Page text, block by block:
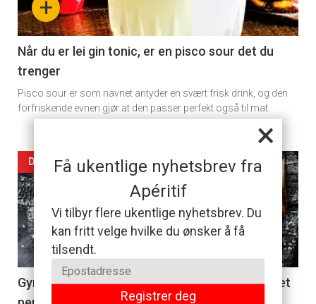
×
Få ukentlige nyhetsbrev fra
Apéritif
Vi tilbyr flere ukentlige nyhetsbrev. Du
kan fritt velge hvilke du ønsker å få
tilsendt.
Registrer deg
section
11
+
Når du er lei gin tonic, er en pisco sour det du
trenger
Pisco sour er som navnet antyder en svært frisk drink, og den
forfriskende evnen gjør at den passer perfekt også til mat.
Artikler
detail
-
section
11
DAGENS RETT
Gyros er grekernes svar på rullekebab og er det